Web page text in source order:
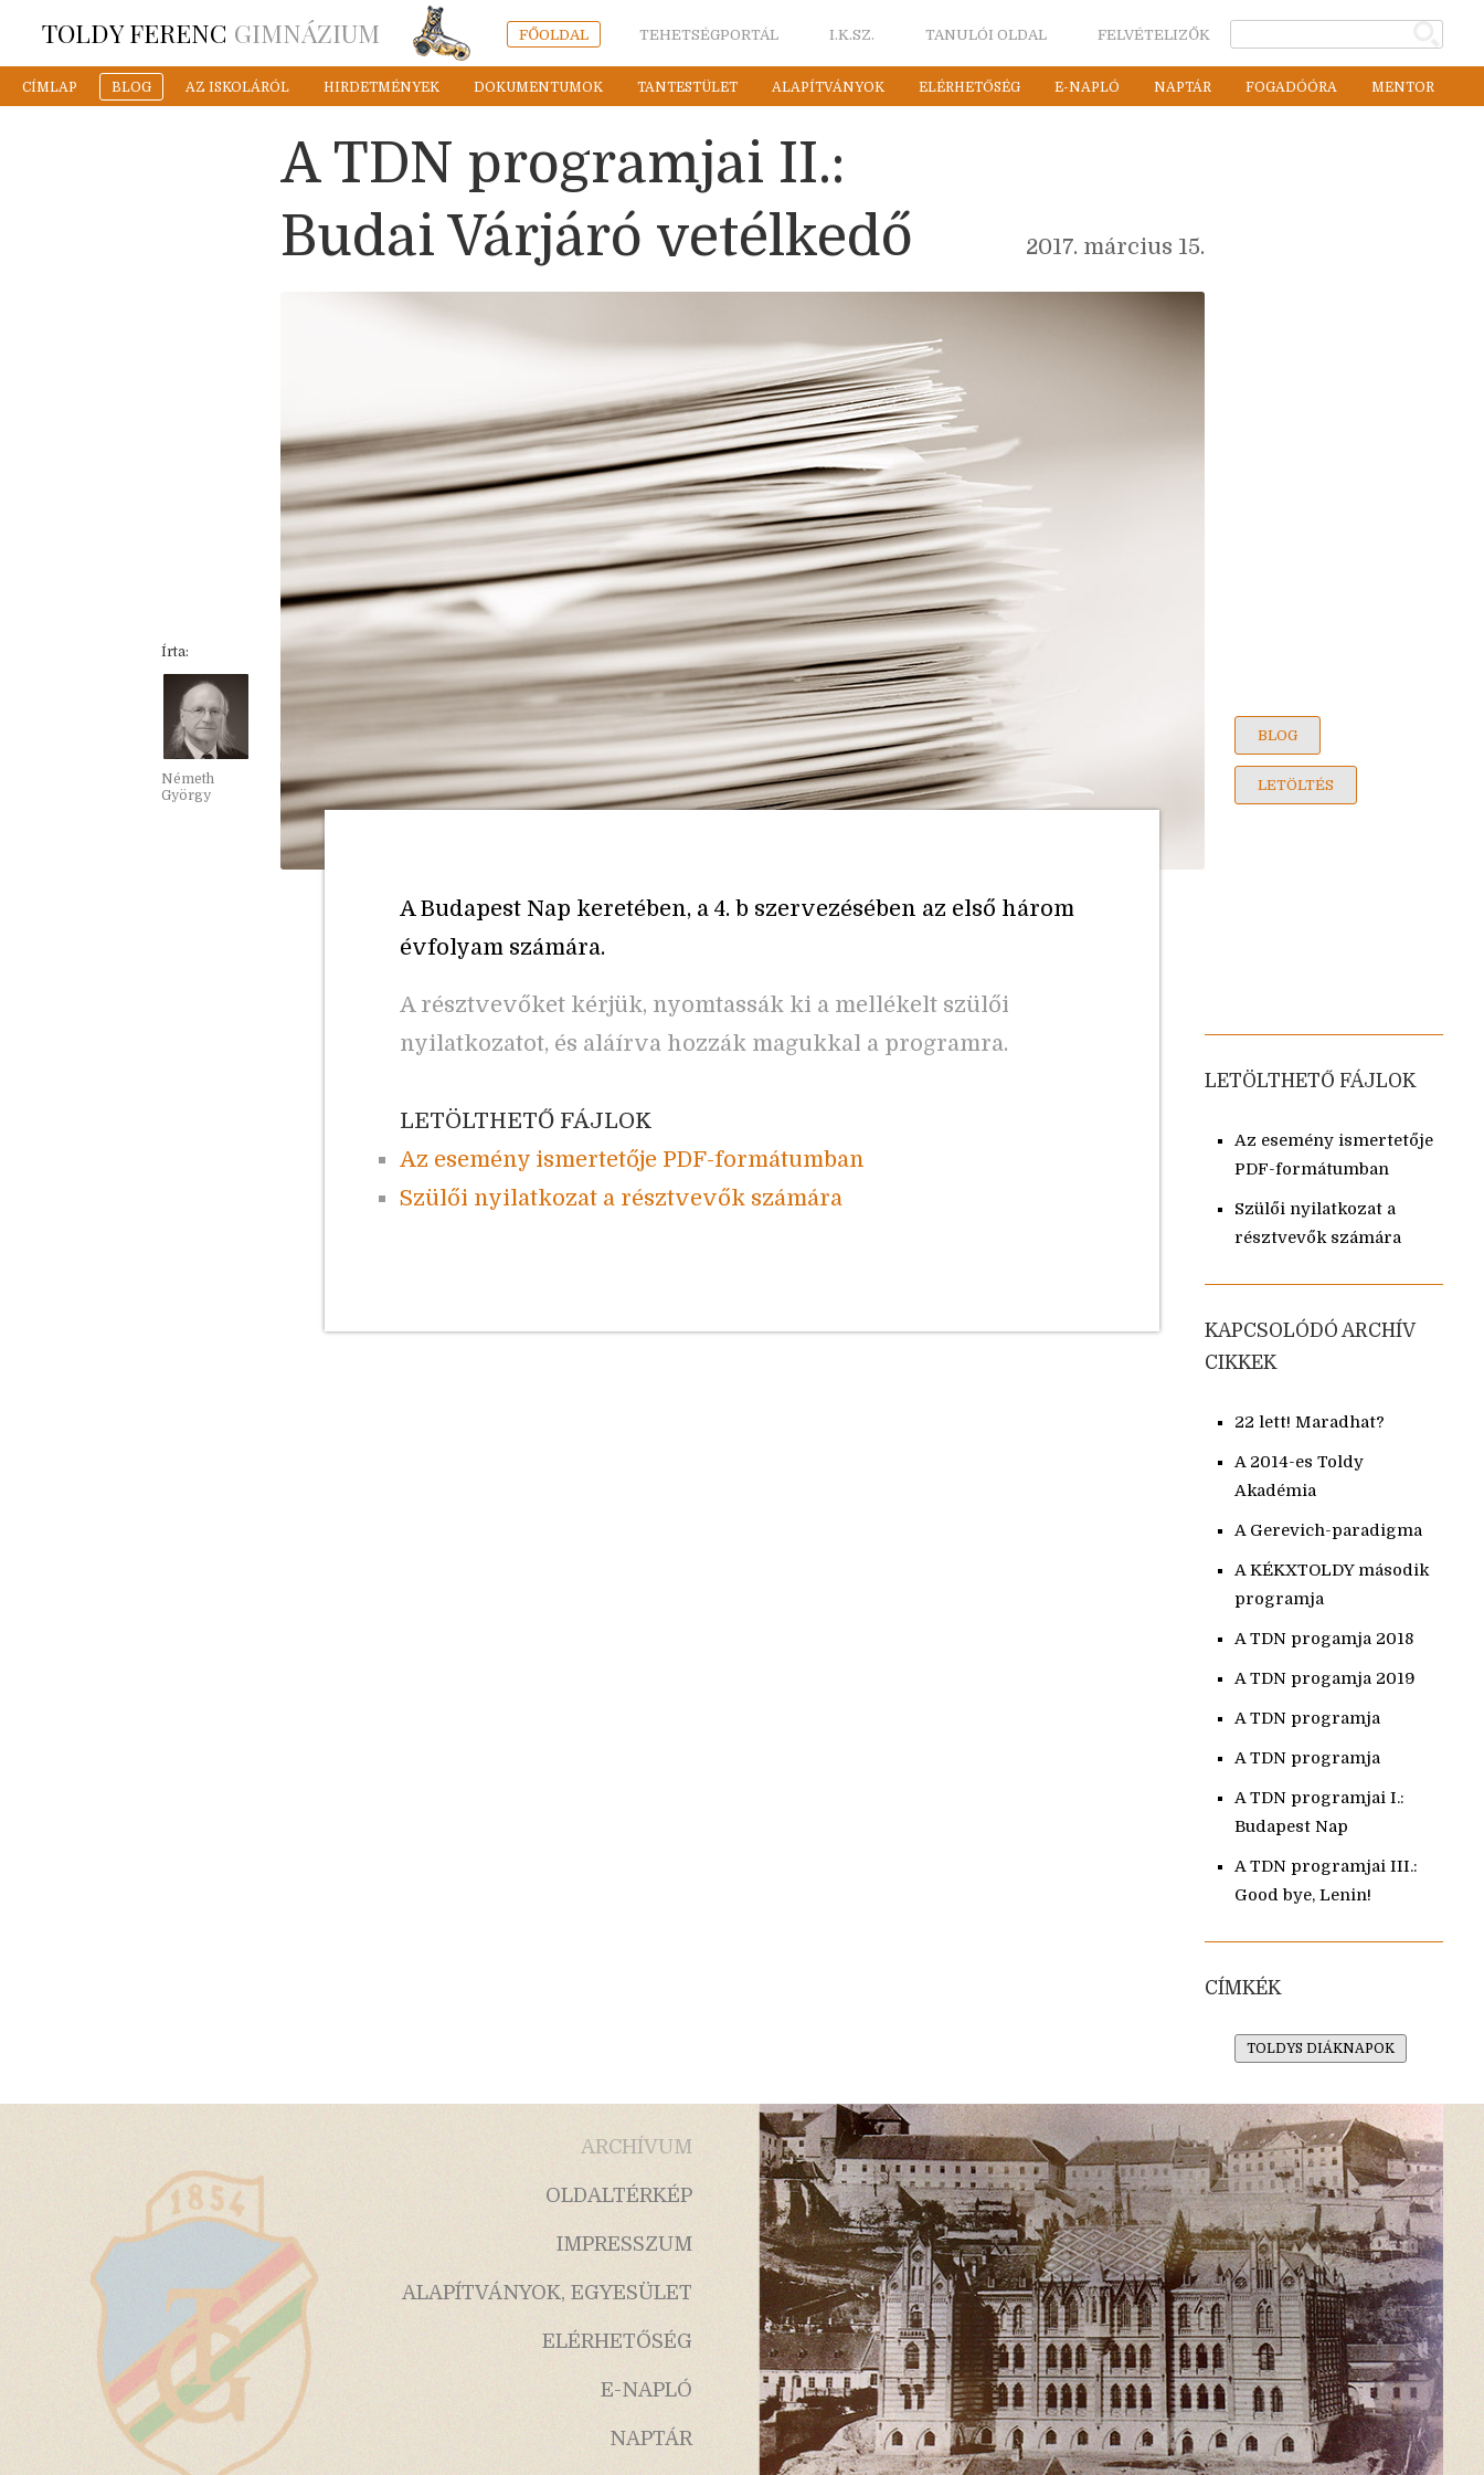
TOLDY FERENC GIMNÁZIUM FŐOLDAL TEHETSÉGPORTÁL I.K.SZ. TANULÓI OLDAL FELVÉTELIZŐK
CÍMLAP BLOG AZ ISKOLÁRÓL HIRDETMÉNYEK DOKUMENTUMOK TANTESTÜLET ALAPÍTVÁNYOK ELÉRHETŐSÉG E-NAPLÓ NAPTÁR FOGADÓÓRA MENTOR
A TDN programjai II.:
Budai Várjáró vetélkedő
2017. március 15.
Írta:
Németh
György
BLOG
LETÖLTÉS
A Budapest Nap keretében, a 4. b szervezésében az első három
évfolyam számára.
A résztvevőket kérjük, nyomtassák ki a mellékelt szülői
nyilatkozatot, és aláírva hozzák magukkal a programra.
LETÖLTHETŐ FÁJLOK
Az esemény ismertetője PDF-formátumban
Szülői nyilatkozat a résztvevők számára
LETÖLTHETŐ FÁJLOK
Az esemény ismertetője
PDF-formátumban
Szülői nyilatkozat a
résztvevők számára
KAPCSOLÓDÓ ARCHÍV
CIKKEK
22 lett! Maradhat?
A 2014-es Toldy
Akadémia
A Gerevich-paradigma
A KÉKXTOLDY második
programja
A TDN progamja 2018
A TDN progamja 2019
A TDN programja
A TDN programja
A TDN programjai I.:
Budapest Nap
A TDN programjai III.:
Good bye, Lenin!
CÍMKÉK
TOLDYS DIÁKNAPOK
ARCHÍVUM
OLDALTÉRKÉP
IMPRESSZUM
ALAPÍTVÁNYOK, EGYESÜLET
ELÉRHETŐSÉG
E-NAPLÓ
NAPTÁR